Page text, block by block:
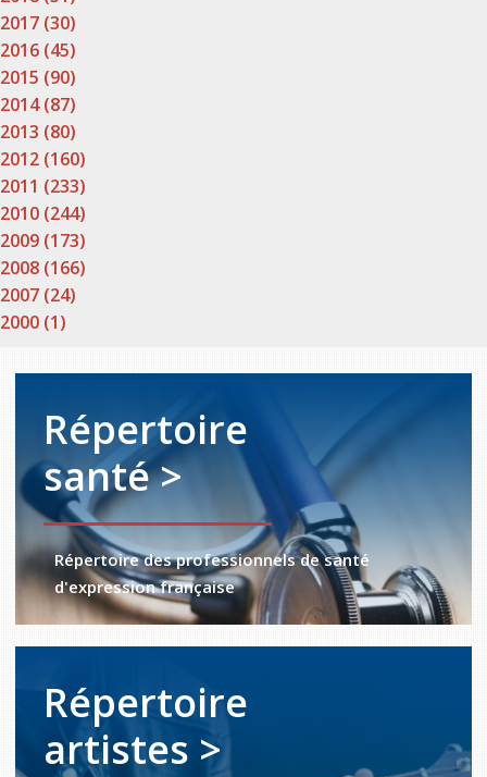
2017 (30)
2016 (45)
2015 (90)
2014 (87)
2013 (80)
2012 (160)
2011 (233)
2010 (244)
2009 (173)
2008 (166)
2007 (24)
2000 (1)
Répertoire
santé >
Répertoire des professionnels de santé
d'expression française
Répertoire
artistes >